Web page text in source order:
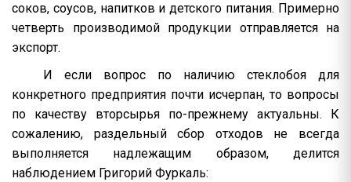
соков, соусов, напитков и детского питания. Примерно
четверть производимой продукции отправляется на
экспорт.
И если вопрос по наличию стеклобоя для
конкретного предприятия почти исчерпан, то вопросы
по качеству вторсырья по-прежнему актуальны. К
сожалению, раздельный сбор отходов не всегда
выполняется надлежащим образом, делится
наблюдением Григорий Фуркаль: